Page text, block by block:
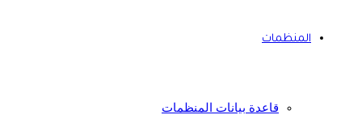
المنظمات
قاعدة بيانات المنظمات